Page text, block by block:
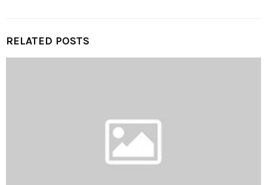
RELATED POSTS